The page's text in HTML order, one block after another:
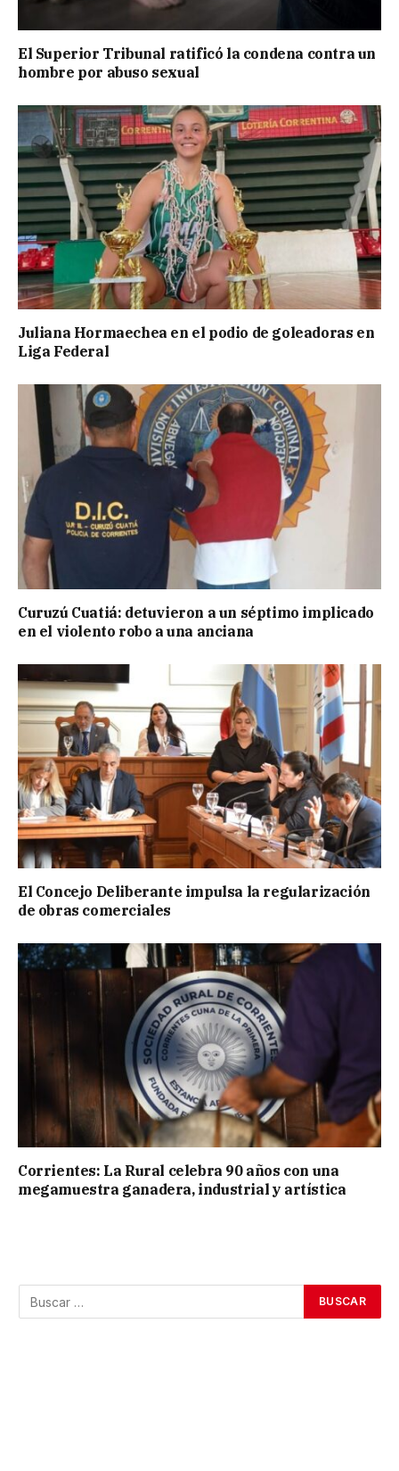
El Superior Tribunal ratificó la condena contra un
hombre por abuso sexual
Juliana Hormaechea en el podio de goleadoras en
Liga Federal
Curuzú Cuatiá: detuvieron a un séptimo implicado
en el violento robo a una anciana
El Concejo Deliberante impulsa la regularización
de obras comerciales
Corrientes: La Rural celebra 90 años con una
megamuestra ganadera, industrial y artística